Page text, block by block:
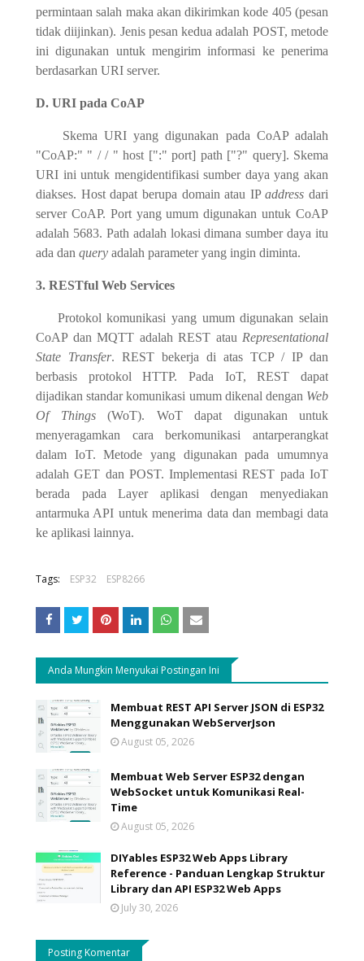
permintaan salah maka akan dikirimkan kode 405 (pesan
tidak diijinkan). Jenis pesan kedua adalah POST, metode
ini digunakan untuk mengirim informasi ke penerima
berdasarkan URI server.
D. URI pada CoAP
Skema URI yang digunakan pada CoAP adalah
"CoAP:" " / / " host [":" port] path ["?" query]. Skema
URI ini untuk mengidentifikasi sumber daya yang akan
diakses. Host dapat berupa domain atau IPaddress dari
server CoAP. Port yang umum digunakan untuk CoAP
adalah 5683. Path adalah lokasi dimana sumber daya itu
ada dan query adalah parameter yang ingin diminta.
3. RESTful Web Services
Protokol komunikasi yang umum digunakan selain
CoAP dan MQTT adalah REST atau Representational
State Transfer. REST bekerja di atas TCP / IP dan
berbasis protokol HTTP. Pada IoT, REST dapat
dijadikan standar komunikasi umum dikenal dengan Web
Of Things(WoT). WoT dapat digunakan untuk
menyeragamkan cara berkomunikasi antarperangkat
dalam IoT. Metode yang digunakan pada umumnya
adalah GET dan POST. Implementasi REST pada IoT
berada pada Layer aplikasi dengan menyediakan
antarmuka API untuk menerima data dan membagi data
ke aplikasi lainnya.
Tags: ESP32 ESP8266
Anda Mungkin Menyukai Postingan Ini
Membuat REST API Server JSON di ESP32
Menggunakan WebServerJson
August 05, 2026
Membuat Web Server ESP32 dengan
WebSocket untuk Komunikasi Real-
Time
August 05, 2026
DIYables ESP32 Web Apps Library
Reference - Panduan Lengkap Struktur
Library dan API ESP32 Web Apps
July 30, 2026
Posting Komentar